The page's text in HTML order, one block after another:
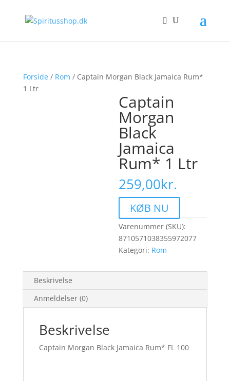
Forside/ Rom / Captain Morgan Black Jamaica Rum*
1 Ltr
Captain
Morgan
Black
Jamaica
Rum* 1 Ltr
259,00kr.
KØB NU
Varenummer (SKU):
8710571038355972077
Kategori: Rom
Beskrivelse
Anmeldelser (0)
Beskrivelse
Captain Morgan Black Jamaica Rum* FL 100